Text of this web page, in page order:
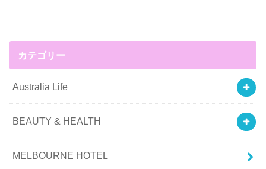
カテゴリー
Australia Life
BEAUTY & HEALTH
MELBOURNE HOTEL